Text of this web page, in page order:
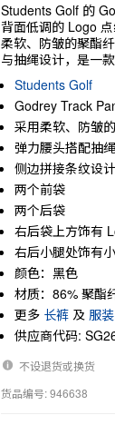
Students Golf 的
背面低调的 Logo
柔软、防皱的聚酯
与抽绳设计，是一
Students Golf
Godrey Track
采用柔软、防皱
弹力腰头搭配抽
侧边拼接条纹设计
两个前袋
两个后袋
右后袋上方饰有
右后小腿处饰有
颜色：黑色
材质：86% 聚酯
更多 长裤 及 服装
供应商代码:
不设退货或换货
货品编号: 946638